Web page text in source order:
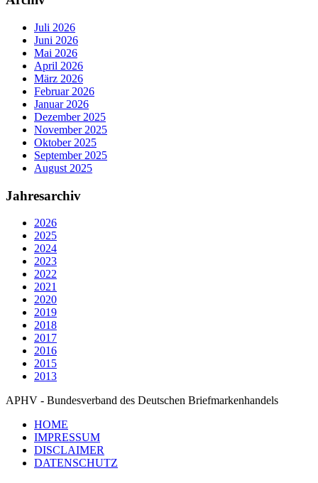
Juli 2026
Juni 2026
Mai 2026
April 2026
März 2026
Februar 2026
Januar 2026
Dezember 2025
November 2025
Oktober 2025
September 2025
August 2025
Jahresarchiv
2026
2025
2024
2023
2022
2021
2020
2019
2018
2017
2016
2015
2013
APHV - Bundesverband des Deutschen Briefmarkenhandels
HOME
IMPRESSUM
DISCLAIMER
DATENSCHUTZ